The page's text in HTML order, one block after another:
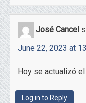
José Cancel
June 22, 2023 at
Hoy se actualizó
Log in to Reply